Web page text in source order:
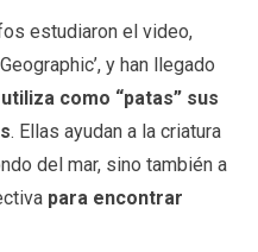
estudiaron el video,
y han llegado
utiliza como “patas” sus
. Ellas ayudan a la criatura
del mar, sino también a
para encontrar